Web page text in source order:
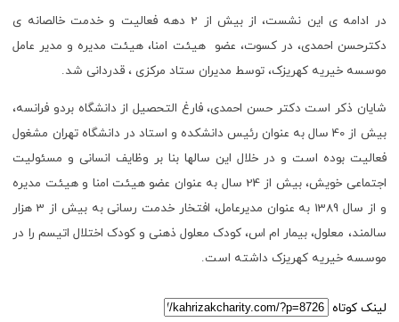
در ادامه ی این نشست، از بیش از 2 دهه فعالیت و خدمت خالصانه ی
دکترحسن احمدی، در کسوت، عضو هیئت امنا، هیئت مدیره و مدیر عامل
موسسه خیریه کهریزک، توسط مدیران ستاد مرکزی ، قدردانی شد.
شایان ذکر است دکتر حسن احمدی، فارغ التحصیل از دانشگاه بردو فرانسه،
بیش از 40 سال به عنوان رئیس دانشکده و استاد در دانشگاه تهران مشغول
فعالیت بوده است و در خلال این سالها بنا بر وظایف انسانی و مسئولیت
اجتماعی خویش، بیش از 24 سال به عنوان عضو هیئت امنا و هیئت مدیره
و از سال 1389 به عنوان مدیرعامل، افتخار خدمت رسانی به بیش از 3 هزار
سالمند، معلول، بیمار ام اس، کودک معلول ذهنی و کودک اختلال اتیسم را در
موسسه خیریه کهریزک داشته است.
لینک کوتاه